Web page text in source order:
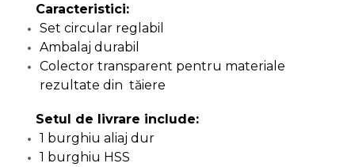
Pompa transfer lichide
Pompa Aer
Cric Manual
Ulei Hidraulic
Troliu
Palan
Caracteristici:
Set circular reglabil
Ambalaj durabil
Colector transparent pentru materiale
rezultate din tăiere
Setul de livrare include:
1 burghiu aliaj dur
1 burghiu HSS